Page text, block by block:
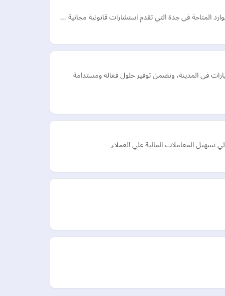
المتاحة في جدة التي تقدم استشارات قانونية مجانية …
في المدينة، ونضمن توفير حلول فعالة ومستدامة
تسهيل المعاملات المالية علي العملاء